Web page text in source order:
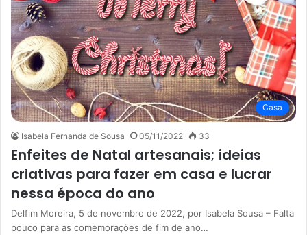
Casa
Isabela Fernanda de Sousa 05/11/2022 33
Enfeites de Natal artesanais; ideias
criativas para fazer em casa e lucrar
nessa época do ano
Delfim Moreira, 5 de novembro de 2022, por Isabela Sousa – Falta
pouco para as comemorações de fim de ano…